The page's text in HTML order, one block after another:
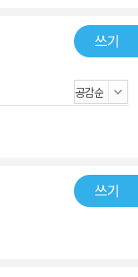
쓰기
쓰기